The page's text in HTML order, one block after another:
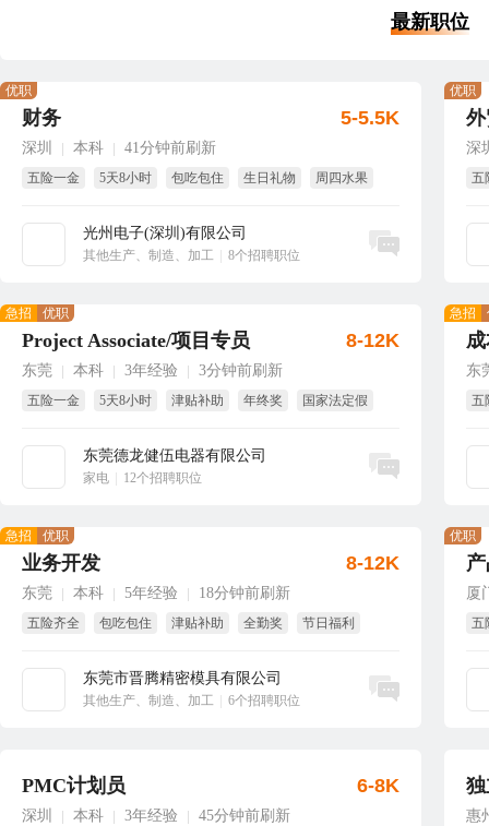
最新职位
财务
深圳 本科 41分钟前刷新
五险一金 5天8小时 包吃包住 生日礼物
周四水果
光州电子(深圳)有限公司
其他生产、制造、加工 8个招聘职位
优职
5-5.5K
立即沟通
深
五
优职
Project Associate/项目专员
东莞 本科 3年经验 3分钟前刷新
五险一金 5天8小时 津贴补助 年终奖
国家法定假
东莞德龙健伍电器有限公司
家电 12个招聘职位
急招 优职
8-12K
立即沟通
东
五
急招
业务开发
东莞 本科 5年经验 18分钟前刷新
五险齐全 包吃包住 津贴补助 全勤奖
节日福利
东莞市晋腾精密模具有限公司
其他生产、制造、加工 6个招聘职位
急招 优职
8-12K
立即沟通
厦
五
优职
PMC计划员
深圳 本科 3年经验 45分钟前刷新
6-8K
惠